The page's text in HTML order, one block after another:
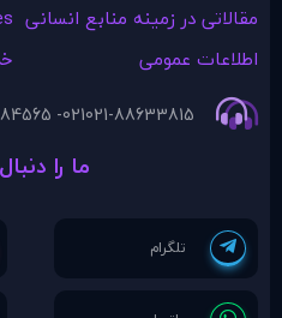
مقالاتی در زمينه منابع انسانی
اطلاعات عمومی
021-88633815
021- 89784565
ما را